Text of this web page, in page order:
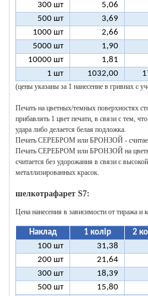
300 шт
5,06
500 шт
3,69
1000 шт
2,66
5000 шт
1,90
10000 шт
1,81
1 шт
1032,00
(цены указаны за 1 нанесение в гривнах с
Печать на цветных/темных поверхностях
прибавлять 1 цвет печати, в связи с тем,
удара либо делается белая подложка.
Печать СЕРЕБРОМ или БРОНЗОЙ -
Печать СЕРЕБРОМ или БРОНЗОЙ на
считается без удорожания в связи с
металлизированных красок.
шелкотрафарет S7:
Цена нанесения в зависимости от тиража и
Наклад 1 колір 2
100 шт
31,38
200 шт
21,64
300 шт
18,39
500 шт
15,80